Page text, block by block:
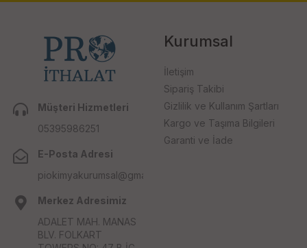
Müşteri Hizmetleri
05395986251
E-Posta Adresi
piokimyakurumsal@gmail.com
Merkez Adresimiz
ADALET MAH. MANAS
BLV. FOLKART
Kurumsal
İletişim
Sipariş Takibi
Gizlilik ve Kullanım Şartları
Kargo ve Taşıma Bilgileri
Garanti ve İade